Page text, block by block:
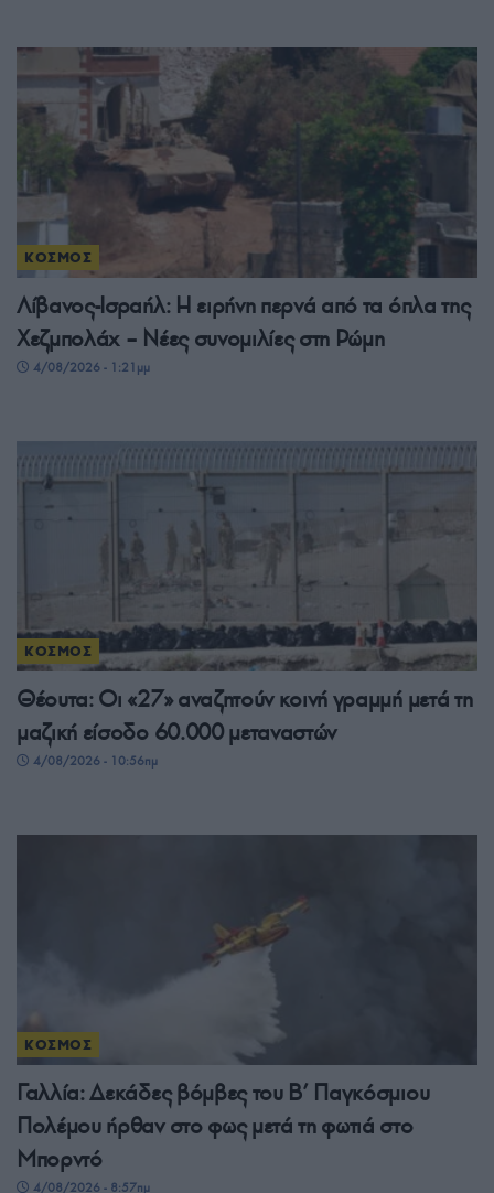
ΚΟΣΜΟΣ
Λίβανος-Ισραήλ: Η ειρήνη περνά από τα όπλα της
Χεζμπολάχ – Νέες συνομιλίες στη Ρώμη
4/08/2026 - 1:21μμ
ΚΟΣΜΟΣ
Θέουτα: Οι «27» αναζητούν κοινή γραμμή μετά τη
μαζική είσοδο 60.000 μεταναστών
4/08/2026 - 10:56πμ
ΚΟΣΜΟΣ
Γαλλία: Δεκάδες βόμβες του Β’ Παγκόσμιου
Πολέμου ήρθαν στο φως μετά τη φωτιά στο
Μπορντό
4/08/2026 - 8:57πμ